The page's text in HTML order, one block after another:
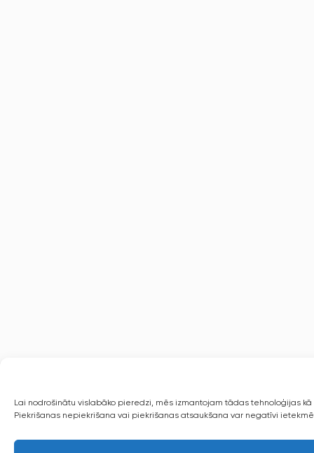
Lai nodrošinātu vislabāko pieredzi, mēs izmantojam tādas tehnoloģijas
Piekrišanas nepiekrišana vai piekrišanas atsaukšana var negatīvi